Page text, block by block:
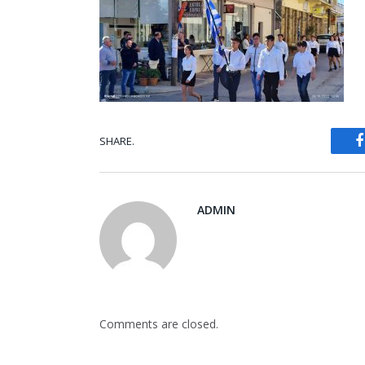
SHARE.
ADMIN
Comments are closed.